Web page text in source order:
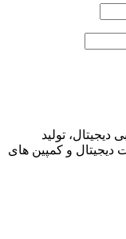
دیجیتال، تولید
دیجیتال و کمپین های